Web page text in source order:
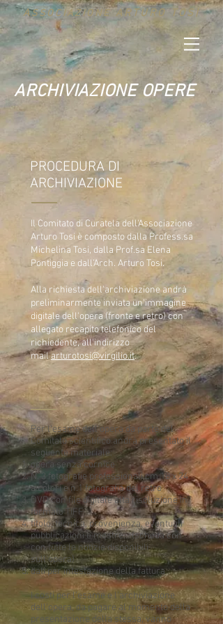
ASSOCIAZIONE ARTURO TOS|
ARCHIVIAZIONE OPERE
PROCEDURA DI
ARCHIVIAZIONE
Il Comitato di Curatela dell'Associazione
Arturo Tosi è composto dalla Profess.sa
Michelina Tosi, dalla Prof.sa Elena
Pontiggia e dall'Arch. Arturo Tosi.
Alla richiesta dell'archiviazione andrà
preliminarmente inviata un'immagine
digitale dell'opera (fronte e retro) con
allegato recapito telefonico del
richiedente, all'indirizzo
mailarturotosi@virgilio.it.
Per l'esame dell'opera da parte del
Comitato scientifico andrà presentato il
seguente materiale:
opera senza cornice
N. 3 fotografie professionali cm 18 x 24
a colori e n.1 fotografia del retro
DVD con file digitale alta risoluzione in
formato TIFF
titolo, tecnica, provenienza, eventuali
pubblicazioni e mostre... (scheda con
con tutte le notizie disponibili
sull'opera)
dati per intestazione della fattura
I costi per l'esame e l'archiviazione
dell'opera, da pagare al momento della
presentazione della stessa, vanno